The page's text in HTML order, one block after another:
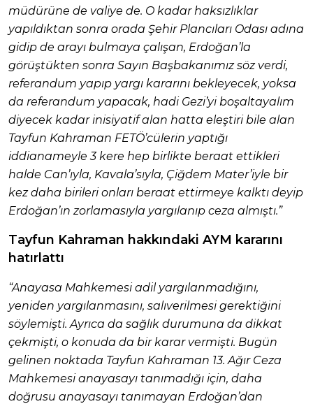
müdürüne de valiye de. O kadar haksızlıklar
yapıldıktan sonra orada Şehir Plancıları Odası adına
gidip de arayı bulmaya çalışan, Erdoğan’la
görüştükten sonra Sayın Başbakanımız söz verdi,
referandum yapıp yargı kararını bekleyecek, yoksa
da referandum yapacak, hadi Gezi’yi boşaltayalım
diyecek kadar inisiyatif alan hatta eleştiri bile alan
Tayfun Kahraman FETÖ’cülerin yaptığı
iddianameyle 3 kere hep birlikte beraat ettikleri
halde Can’ıyla, Kavala’sıyla, Çiğdem Mater’iyle bir
kez daha birileri onları beraat ettirmeye kalktı deyip
Erdoğan’ın zorlamasıyla yargılanıp ceza almıştı.”
Tayfun Kahraman hakkındaki AYM kararını
hatırlattı
“Anayasa Mahkemesi adil yargılanmadığını,
yeniden yargılanmasını, salıverilmesi gerektiğini
söylemişti. Ayrıca da sağlık durumuna da dikkat
çekmişti, o konuda da bir karar vermişti. Bugün
gelinen noktada Tayfun Kahraman 13. Ağır Ceza
Mahkemesi anayasayı tanımadığı için, daha
doğrusu anayasayı tanımayan Erdoğan’dan